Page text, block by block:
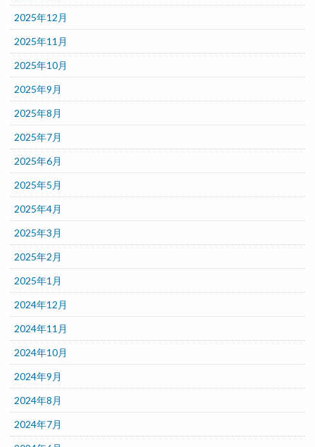
2025年12月
2025年11月
2025年10月
2025年9月
2025年8月
2025年7月
2025年6月
2025年5月
2025年4月
2025年3月
2025年2月
2025年1月
2024年12月
2024年11月
2024年10月
2024年9月
2024年8月
2024年7月